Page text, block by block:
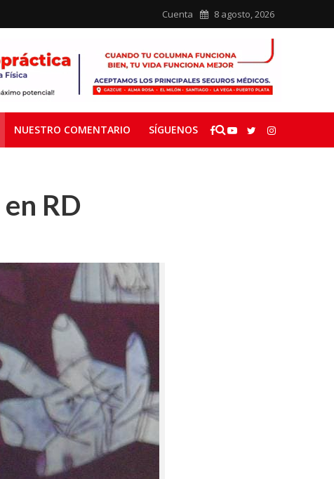
Cuenta 8 agosto, 2026
NUESTRO COMENTARIO SÍGUENOS
RD